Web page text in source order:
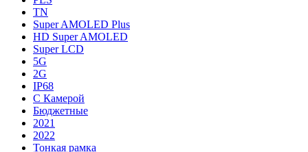
TN
Super AMOLED Plus
HD Super AMOLED
Super LCD
5G
2G
IP68
С Камерой
Бюджетные
2021
2022
Тонкая рамка